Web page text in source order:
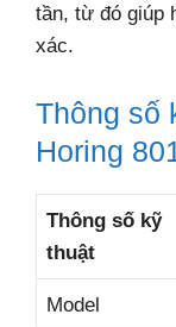
tần, từ đó giúp
xác.
Thông số
Horing
Thông số kỹ
thuật
Model